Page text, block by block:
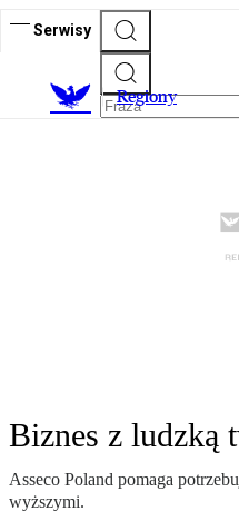
Serwisy
Regiony
Biznes z ludzką
Asseco Poland pomaga
wyższymi.